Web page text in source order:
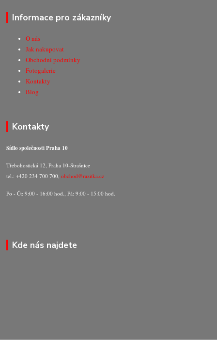
Informace pro zákazníky
O nás
Jak nakupovat
Obchodní podmínky
Fotogalerie
Kontakty
Blog
Kontakty
Sídlo společnosti Praha 10
Třebohostická 12, Praha 10-Strašnice
tel.: +420 234 700 700,obchod@razitka.cz
Po - Čt: 9:00 - 16:00 hod., Pá: 9:00 - 15:00 hod.
Kde nás najdete